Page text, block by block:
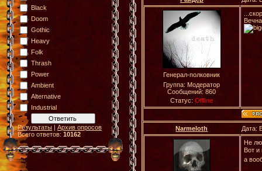
Black
Doom
Gothic
Heavy
Folk
Thrash
Power
Ambient
Alternative
Industrial
Результаты | Архив опросов
Всего ответов: 10162
Генерал-полковник
Группа: Модератор
Сообщений:860
Статус:Offline
Narmeloth Дата:
Не
Вот и
а